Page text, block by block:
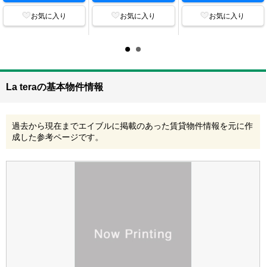
お気に入り お気に入り お気に入り
La teraの基本物件情報
過去から現在までエイブルに掲載のあった賃貸物件情報を元に作
成した参考ページです。